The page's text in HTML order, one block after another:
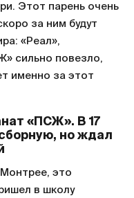
Этот парень очень
за ним будут
«Реал»,
сильно повезло,
именно за этот
«ПСЖ». В 17
но ждал
это
в школу